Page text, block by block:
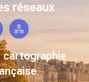
réseaux
cartographie
.